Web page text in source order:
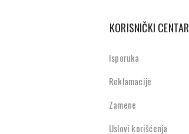
KORISNIČKI CENTAR
Isporuka
Reklamacije
Zamene
Uslovi korišćenja